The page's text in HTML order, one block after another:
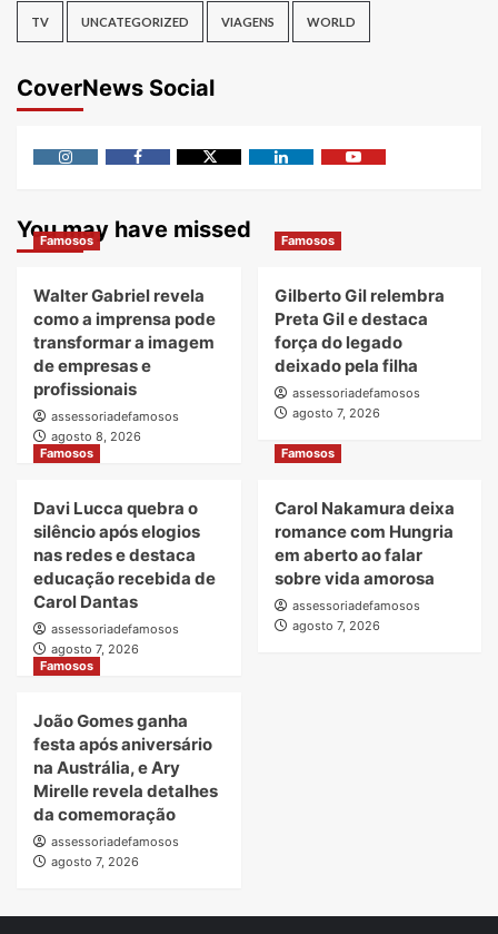
TV UNCATEGORIZED VIAGENS WORLD
CoverNews Social
You may have missed
Famosos
Walter Gabriel revela
como a imprensa pode
transformar a imagem
de empresas e
profissionais
assessoriadefamosos
agosto 8, 2026
Famosos
Gilberto Gil relembra
Preta Gil e destaca
força do legado
deixado pela filha
assessoriadefamosos
agosto 7, 2026
Famosos
Davi Lucca quebra o
silêncio após elogios
nas redes e destaca
educação recebida de
Carol Dantas
assessoriadefamosos
agosto 7, 2026
Famosos
Carol Nakamura deixa
romance com Hungria
em aberto ao falar
sobre vida amorosa
assessoriadefamosos
agosto 7, 2026
Famosos
João Gomes ganha
festa após aniversário
na Austrália, e Ary
Mirelle revela detalhes
da comemoração
assessoriadefamosos
agosto 7, 2026